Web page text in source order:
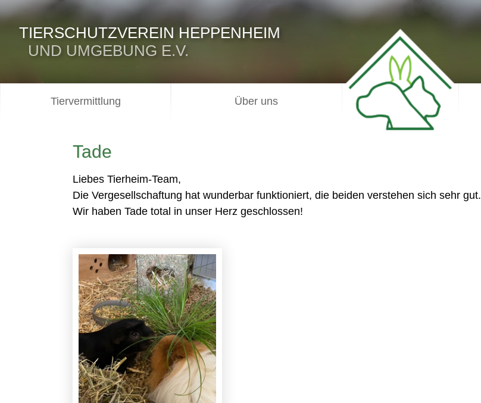
TIERSCHUTZVEREIN HEPPENHEIM
UND UMGEBUNG E.V.
Tiervermittlung Über uns
Tade
Liebes Tierheim-Team,
Die Vergesellschaftung hat wunderbar funktioniert, die beiden verstehen sich sehr gut.
Wir haben Tade total in unser Herz geschlossen!